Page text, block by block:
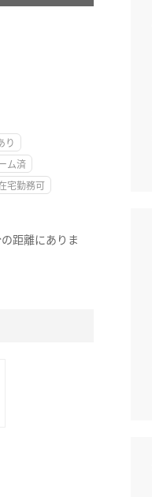
り
ム済
宅勤務可
距離にありま